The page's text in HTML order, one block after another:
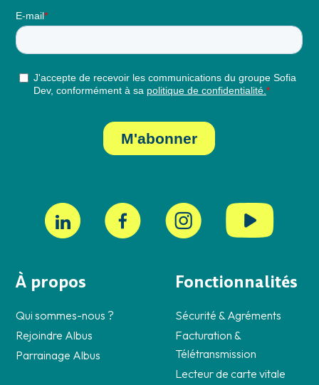
À propos
Qui sommes-nous ?
Rejoindre Albus
Parrainage Albus
Fonctionnalités
Sécurité & Agréments
Facturation &
Télétransmission
Lecteur de carte vitale